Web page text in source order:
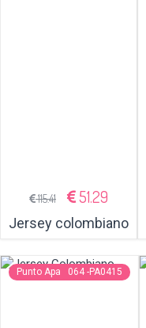
115.41 51.29
Jersey colombiano
Punto Aparte064 -PA0415